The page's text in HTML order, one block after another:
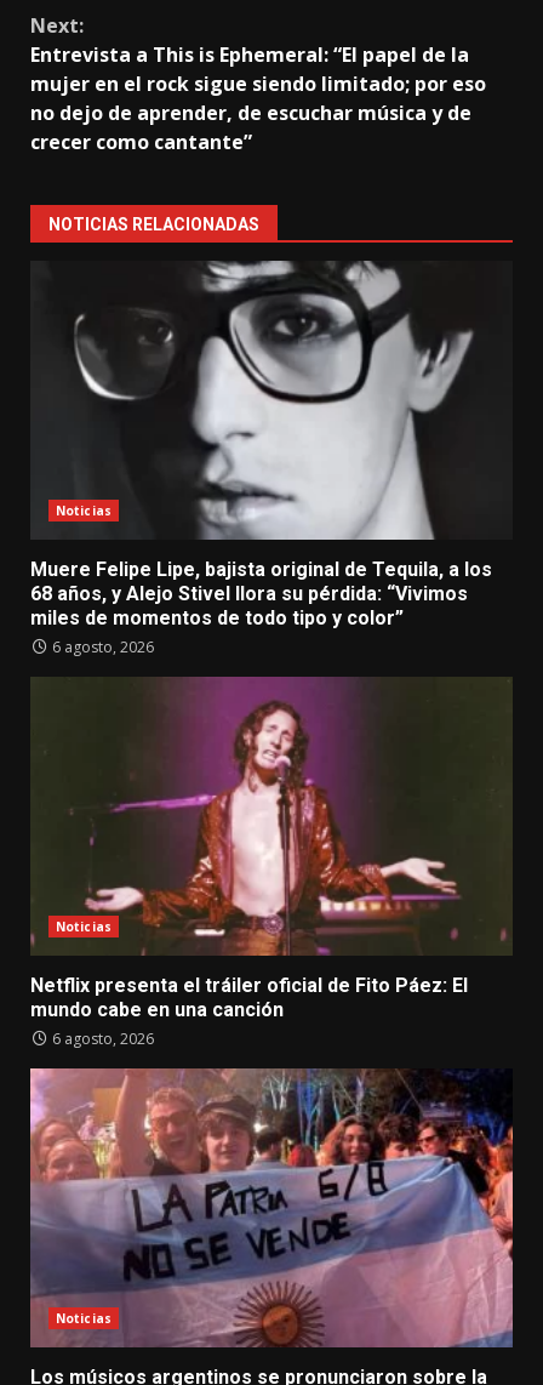
Next:
Entrevista a This is Ephemeral: “El papel de la
mujer en el rock sigue siendo limitado; por eso
no dejo de aprender, de escuchar música y de
crecer como cantante”
NOTICIAS RELACIONADAS
Noticias
Muere Felipe Lipe, bajista original de Tequila, a los
68 años, y Alejo Stivel llora su pérdida: “Vivimos
miles de momentos de todo tipo y color”
6 agosto, 2026
Noticias
Netflix presenta el tráiler oficial de Fito Páez: El
mundo cabe en una canción
6 agosto, 2026
Noticias
Los músicos argentinos se pronunciaron sobre la